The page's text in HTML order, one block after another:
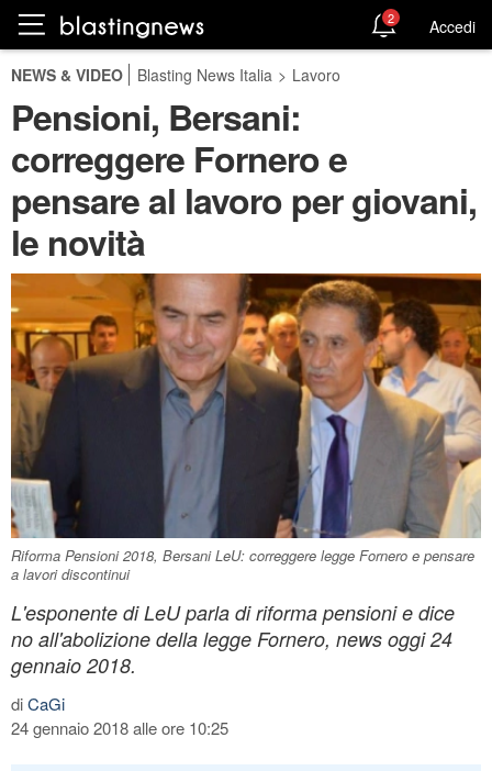
2 Accedi
NEWS & VIDEO Blasting News Italia > Lavoro
Pensioni, Bersani:
correggere Fornero e
pensare al lavoro per giovani,
le novità
Riforma Pensioni 2018, Bersani LeU: correggere legge Fornero e pensare
a lavori discontinui
L'esponente di LeU parla di riforma pensioni e dice
no all'abolizione della legge Fornero, news oggi 24
gennaio 2018.
diCaGi
24 gennaio 2018 alle ore 10:25